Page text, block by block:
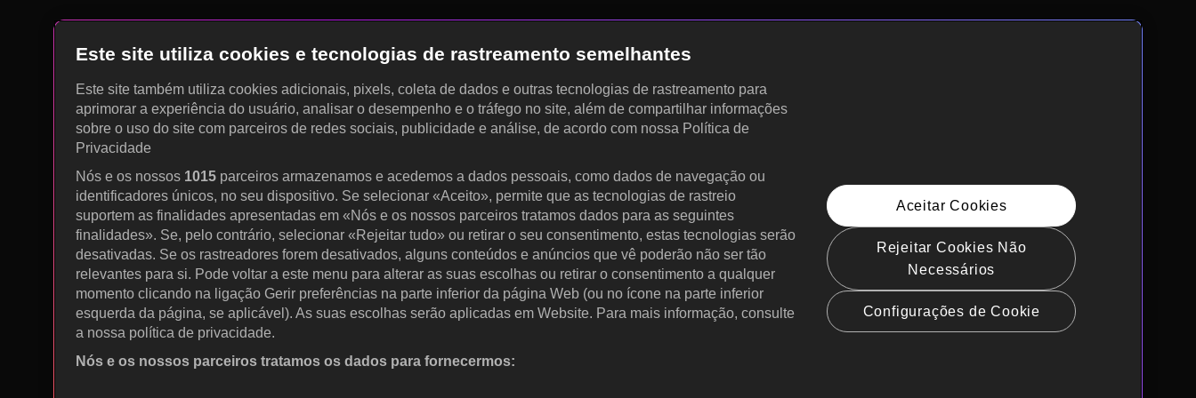
Este site utiliza cookies e tecnologias de rastreamento semelhantes
Este site também utiliza cookies adicionais, pixels, coleta de dados e outras tecnologias de rastreamento para
aprimorar a experiência do usuário, analisar o desempenho e o tráfego no site, além de compartilhar informações
sobre o uso do site com parceiros de redes sociais, publicidade e análise, de acordo com nossa Política de
Privacidade
Nós e os nossos 1015 parceiros armazenamos e acedemos a dados pessoais, como dados de navegação ou
identificadores únicos, no seu dispositivo. Se selecionar «Aceito», permite que as tecnologias de rastreio
suportem as finalidades apresentadas em «Nós e os nossos parceiros tratamos dados para as seguintes
finalidades». Se, pelo contrário, selecionar «Rejeitar tudo» ou retirar o seu consentimento, estas tecnologias serão
desativadas. Se os rastreadores forem desativados, alguns conteúdos e anúncios que vê poderão não ser tão
relevantes para si. Pode voltar a este menu para alterar as suas escolhas ou retirar o consentimento a qualquer
momento clicando na ligação Gerir preferências na parte inferior da página Web (ou no ícone na parte inferior
esquerda da página, se aplicável). As suas escolhas serão aplicadas em Website. Para mais informação, consulte
a nossa política de privacidade.
Nós e os nossos parceiros tratamos os dados para fornecermos:
Aceitar Cookies
Rejeitar Cookies Não
Necessários
Configurações de Cookie